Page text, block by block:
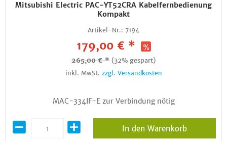
Mitsubishi Electric PAC-YT52CRA Kabelfernbedienung
Kompakt
Artikel-Nr.: 7194
179,00 € *
265,00 € * (32% gespart)
inkl. MwSt. zzgl. Versandkosten
MAC-334IF-E zur Verbindung nötig
In den Warenkorb